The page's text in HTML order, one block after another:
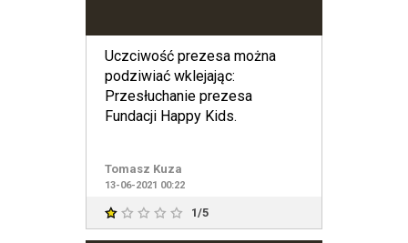
Uczciwość prezesa można
podziwiać wklejając:
Przesłuchanie prezesa
Fundacji Happy Kids.
Tomasz Kuza
13-06-2021 00:22
1/5